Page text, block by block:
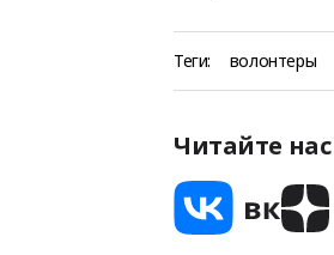
Теги: волонтеры
Читайте нас